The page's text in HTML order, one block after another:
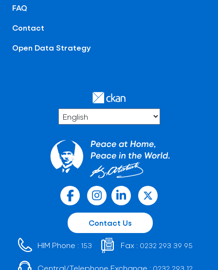
FAQ
Contact
Open Data Strategy
Contact Us
HIM Phone : 153 Fax : 0232 293 39 95
Central/Telephone Exchange :